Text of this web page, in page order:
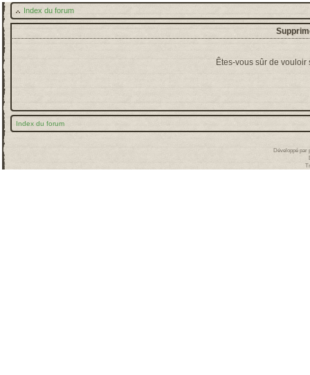
Index du forum
Êtes-vous sûr de
Index du forum
Développé par